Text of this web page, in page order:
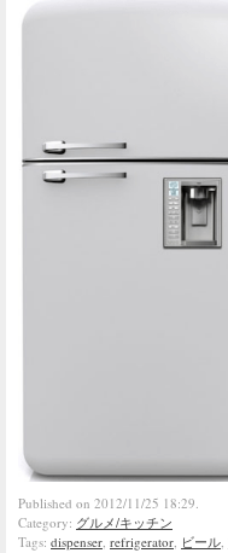
Published on 2012/11/25 18:29.
Category: グルメ/キッチン
Tags: dispenser, refrigerator, ビール,